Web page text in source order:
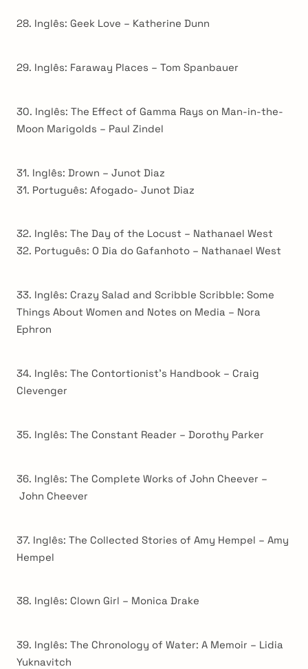
28. Inglês: Geek Love – Katherine Dunn
29. Inglês: Faraway Places – Tom Spanbauer
30. Inglês: The Effect of Gamma Rays on Man-in-the-
Moon Marigolds – Paul Zindel
31. Inglês: Drown – Junot Diaz
31. Português: Afogado- Junot Diaz
32. Inglês: The Day of the Locust – Nathanael West
32. Português: O Dia do Gafanhoto – Nathanael West
33. Inglês: Crazy Salad and Scribble Scribble: Some
Things About Women and Notes on Media – Nora
Ephron
34. Inglês: The Contortionist’s Handbook – Craig
Clevenger
35. Inglês: The Constant Reader – Dorothy Parker
36. Inglês: The Complete Works of John Cheever –
John Cheever
37. Inglês: The Collected Stories of Amy Hempel – Amy
Hempel
38. Inglês: Clown Girl – Monica Drake
39. Inglês: The Chronology of Water: A Memoir – Lidia
Yuknavitch